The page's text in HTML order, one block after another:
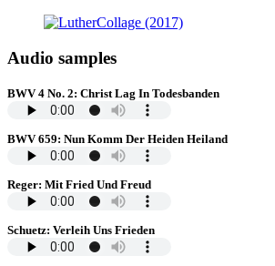
Audio samples
BWV 4 No. 2: Christ Lag In Todesbanden
BWV 659: Nun Komm Der Heiden Heiland
Reger: Mit Fried Und Freud
Schuetz: Verleih Uns Frieden